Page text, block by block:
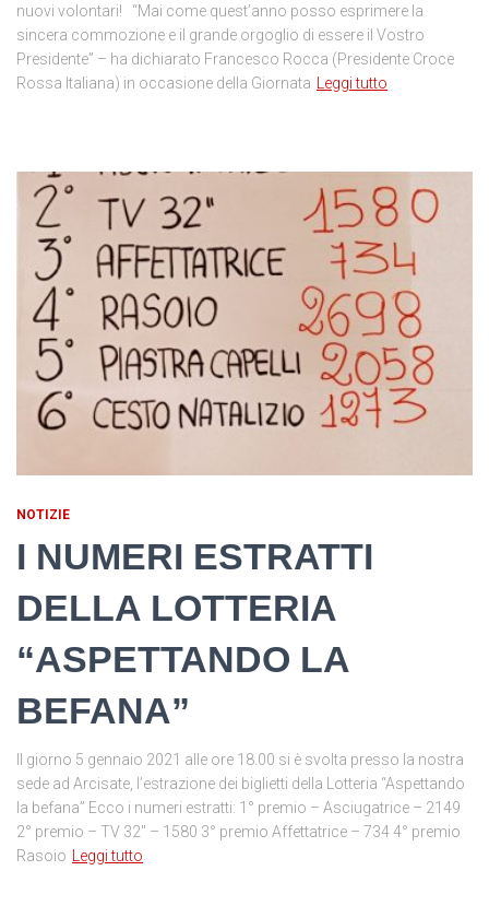
nuovi volontari! “Mai come quest’anno posso esprimere la
sincera commozione e il grande orgoglio di essere il Vostro
Presidente” – ha dichiarato Francesco Rocca (Presidente Croce
Rossa Italiana) in occasione della Giornata Leggi tutto
NOTIZIE
I NUMERI ESTRATTI
DELLA LOTTERIA
“ASPETTANDO LA
BEFANA”
Il giorno 5 gennaio 2021 alle ore 18.00 si è svolta presso la nostra
sede ad Arcisate, l’estrazione dei biglietti della Lotteria “Aspettando
la befana” Ecco i numeri estratti: 1° premio – Asciugatrice – 2149
2° premio – TV 32″ – 1580 3° premio Affettatrice – 734 4° premio
Rasoio Leggi tutto